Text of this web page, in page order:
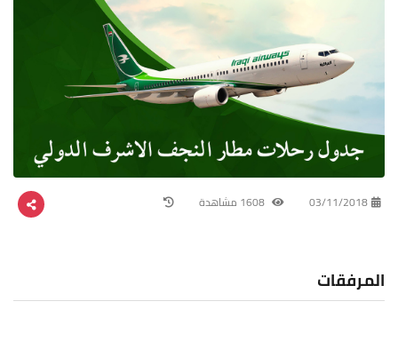
03/11/2018
المرفقات